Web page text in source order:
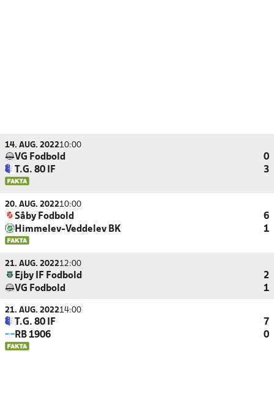
14. AUG. 202210:00
VG Fodbold
0
T.G. 80 IF
3
20. AUG. 202210:00
Såby Fodbold
6
Himmelev-Veddelev BK
1
21. AUG. 202212:00
Ejby IF Fodbold
2
VG Fodbold
1
21. AUG. 202214:00
T.G. 80 IF
7
RB 1906
0